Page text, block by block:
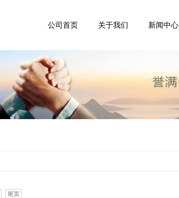
公司首页 关于我们 新闻中心
尾页